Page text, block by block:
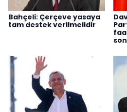
Bahçeli: Çerçeve yasaya
tam destek verilmelidir